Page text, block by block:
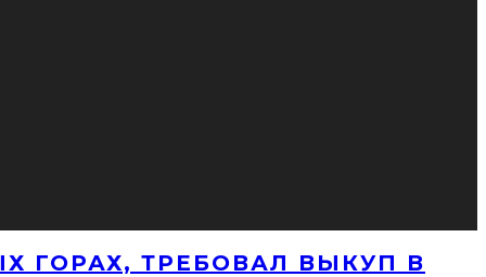
ГОРАХ, ТРЕБОВАЛ ВЫКУП В